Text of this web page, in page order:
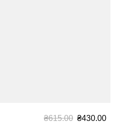
₴615.00 ₴430.00